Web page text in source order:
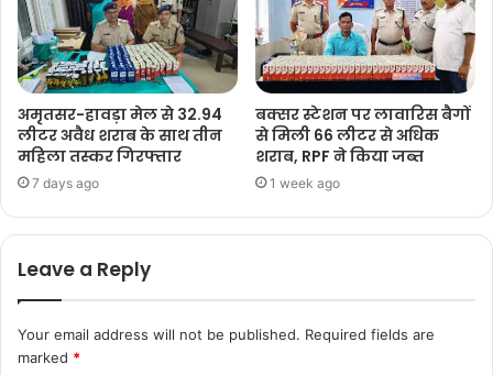
अमृतसर-हावड़ा मेल से 32.94
लीटर अवैध शराब के साथ तीन
महिला तस्कर गिरफ्तार
7 days ago
बक्सर स्टेशन पर लावारिस बैगों
से मिली 66 लीटर से अधिक
शराब, RPF ने किया जब्त
1 week ago
Leave a Reply
Your email address will not be published. Required fields are
marked *